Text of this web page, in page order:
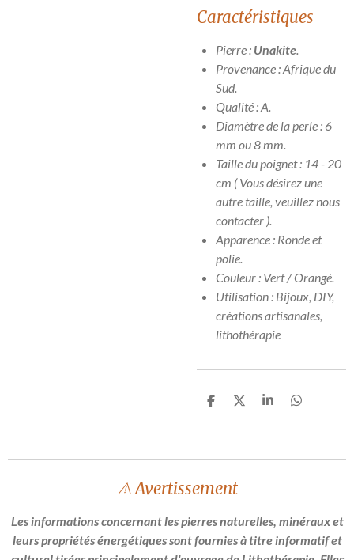
Caractéristiques
Pierre : Unakite.
Provenance : Afrique du
Sud.
Qualité : A.
Diamètre de la perle : 6
mm ou 8 mm.
Taille du poignet : 14 - 20
cm ( Vous désirez une
autre taille, veuillez nous
contacter ).
Apparence : Ronde et
polie.
Couleur : Vert / Orangé.
Utilisation : Bijoux, DIY,
créations artisanales,
lithothérapie
P
a
r
P
a
P
a
P
a
⚠️ Avertissement
Les informations concernant les pierres naturelles, minéraux et
leurs propriétés énergétiques sont fournies à titre informatif et